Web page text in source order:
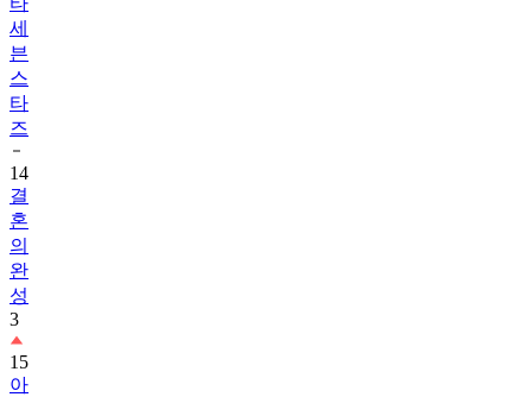
세
븐
스
타
즈
14
결
혼
의
완
성
3
15
아